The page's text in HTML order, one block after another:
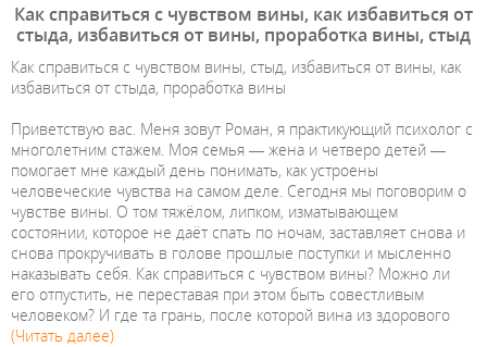
Как справиться с чувством вины, как избавиться от
стыда, избавиться от вины, проработка вины, стыд
Как справиться с чувством вины, стыд, избавиться от вины, как
избавиться от стыда, проработка вины
Приветствую вас. Меня зовут Роман, я практикующий психолог с
многолетним стажем. Моя семья — жена и четверо детей —
помогает мне каждый день понимать, как устроены
человеческие чувства на самом деле. Сегодня мы поговорим о
чувстве вины. О том тяжёлом, липком, изматывающем
состоянии, которое не даёт спать по ночам, заставляет снова и
снова прокручивать в голове прошлые поступки и мысленно
наказывать себя. Как справиться с чувством вины? Можно ли
его отпустить, не переставая при этом быть совестливым
человеком? И где та грань, после которой вина из здорового
(Читать далее)